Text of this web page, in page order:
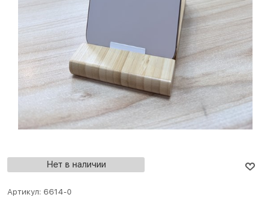
Нет в наличии
Артикул: 6614-0